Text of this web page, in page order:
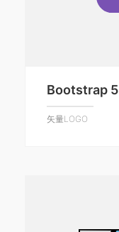
Bootstrap 5
矢量LOGO